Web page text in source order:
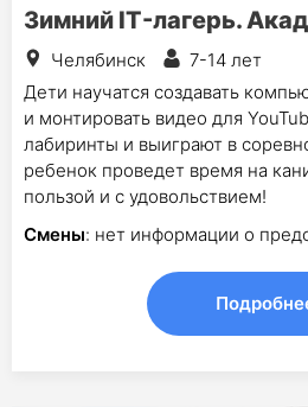
Зимний IT-лагерь.
Челябинск
7-14 лет
Дети научатся создавать
и монтировать видео для
лабиринты и выиграют в
ребенок проведет время на
пользой и с удовольствием!
Смены: нет информации о